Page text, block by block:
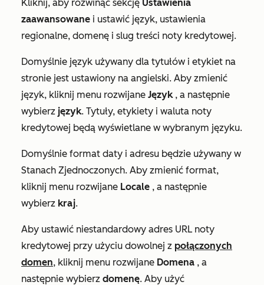
Kliknij, aby rozwinąć sekcję Ustawienia
zaawansowane i ustawić język, ustawienia
regionalne, domenę i slug treści noty kredytowej.
Domyślnie język używany dla tytułów i etykiet na
stronie jest ustawiony na angielski. Aby zmienić
język, kliknij menu rozwijane Język , a następnie
wybierz język. Tytuły, etykiety i waluta noty
kredytowej będą wyświetlane w wybranym języku.
Domyślnie format daty i adresu będzie używany w
Stanach Zjednoczonych. Aby zmienić format,
kliknij menu rozwijane Locale , a następnie
wybierz kraj.
Aby ustawić niestandardowy adres URL noty
kredytowej przy użyciu dowolnej z połączonych
domen, kliknij menu rozwijane Domena , a
następnie wybierz domenę. Aby użyć